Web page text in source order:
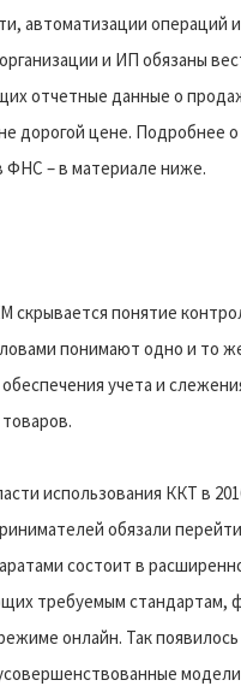
автоматизации операций
и ИП обязаны
отчетные данные о
дорогой цене.
ФНС – в материале ниже.
скрывается понятие
понимают одно и то
учета и
использования ККТ в
обязали
состоит в
требуемым стандартам,
онлайн. Так